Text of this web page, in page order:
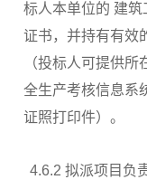
标人本单位的 建
证书，并持有有效
（投标人可提供
全生产考核信息系
证照打印件）。
4.6.2 拟派项目负